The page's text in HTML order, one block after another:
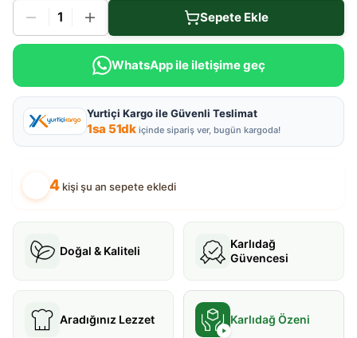
1 Sepete Ekle
WhatsApp ile iletişime geç
Yurtiçi Kargo ile Güvenli Teslimat
1sa 51dkiçinde sipariş ver, bugün kargoda!
4kişi şu an sepete ekledi
Doğal & Kaliteli
Karlıdağ
Güvencesi
Aradığınız Lezzet Karlıdağ Özeni